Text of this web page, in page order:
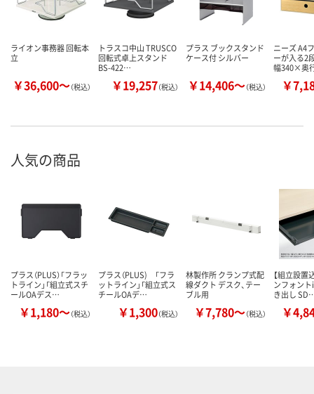
ライオン事務器 回転本
立
￥36,600～（税込）
トラスコ中山 TRUSCO
回転式卓上スタンド
BS-422…
￥19,257（税込）
プラス ブックスタンド
ケース付 シルバー
￥14,406～（税込）
ニーズ A4
ーが入る2
幅340×奥
￥
人気の商品
プラス（PLUS）「フラッ
トライン」「組立式スチ
ールOAデス…
￥1,180～（税込）
プラス（PLUS) 「フラ
ットライン」「組立式ス
チールOAデ…
￥1,300（税込）
林製作所 クランプ式配
線ダクト デスク、テー
ブル用
￥7,780～（税込）
【組立設置
ンフォン
き出し
￥